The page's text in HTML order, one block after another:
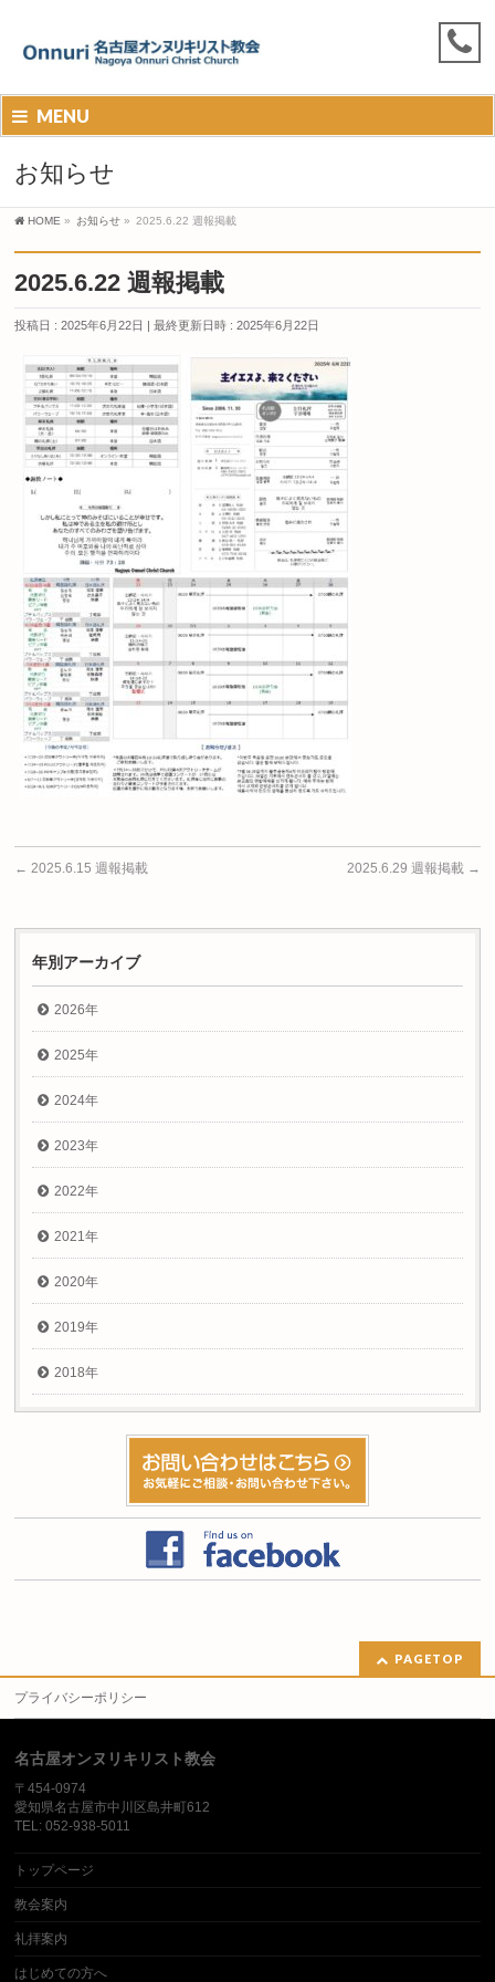
MENU
お知らせ
HOME » お知らせ » 2025.6.22 週報掲載
2025.6.22 週報掲載
投稿日 : 2025年6月22日 最終更新日時 : 2025年6月22日
← 2025.6.15 週報掲載 2025.6.29 週報掲載 →
年別アーカイブ
2026年
2025年
2024年
2023年
2022年
2021年
2020年
2019年
2018年
PAGETOP
プライバシーポリシー
名古屋オンヌリキリスト教会
〒454-0974
愛知県名古屋市中川区島井町612
TEL: 052-938-5011
トップページ
教会案内
礼拝案内
はじめての方へ